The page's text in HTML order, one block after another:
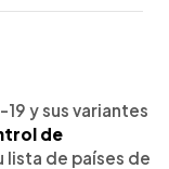
y sus variantes
de
lista de países de